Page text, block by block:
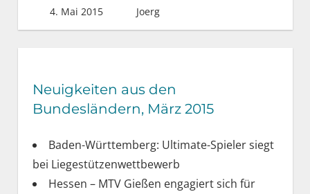
4. Mai 2015 Joerg
Neuigkeiten aus den
Bundesländern, März 2015
Baden-Württemberg: Ultimate-Spieler siegt
bei Liegestützenwettbewerb
Hessen – MTV Gießen engagiert sich für